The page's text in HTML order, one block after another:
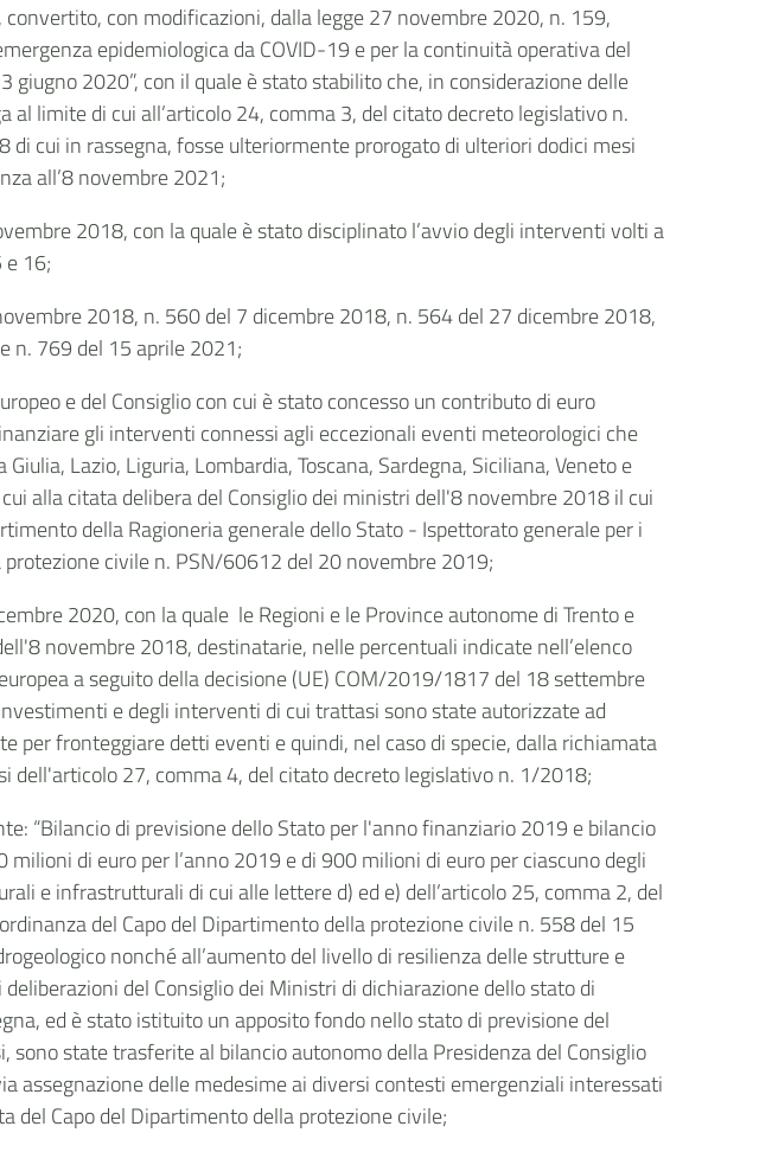
con modificazioni, dalla legge 27 novembre 2020, n. 159,
epidemiologica da COVID-19 e per la continuità operativa del
2020”, con il quale è stato stabilito che, in considerazione delle
limite di cui all’articolo 24, comma 3, del citato decreto legislativo n.
cui in rassegna, fosse ulteriormente prorogato di ulteriori dodici mesi
all’8 novembre 2021;
2018, con la quale è stato disciplinato l’avvio degli interventi volti a
16;
2018, n. 560 del 7 dicembre 2018, n. 564 del 27 dicembre 2018,
n. 769 del 15 aprile 2021;
e del Consiglio con cui è stato concesso un contributo di euro
gli interventi connessi agli eccezionali eventi meteorologici che
Lazio, Liguria, Lombardia, Toscana, Sardegna, Siciliana, Veneto e
alla citatadelibera del Consiglio dei ministri dell'8 novembre 2018il cui
della Ragioneria generale dello Stato - Ispettorato generale per i
civile n. PSN/60612 del 20 novembre 2019;
2020, con la quale le Regioni e le Province autonome di Trento e
novembre 2018, destinatarie, nelle percentuali indicate nell’elenco
a seguito della decisione (UE) COM/2019/1817 del 18 settembre
e degli interventi di cui trattasi sono state autorizzate ad
per fronteggiare detti eventi e quindi, nel caso di specie, dalla richiamata
dell'articolo 27, comma 4, del citato decreto legislativo n. 1/2018;
“Bilancio di previsione dello Stato per l'anno finanziario 2019 e bilancio
di euro per l’anno 2019 e di 900 milioni di euro per ciascuno degli
e infrastrutturali di cui alle lettere d) ed e) dell’articolo 25, comma 2, del
del Capo del Dipartimento della protezione civile n. 558 del 15
nonché all’aumento del livello di resilienza delle strutture e
del Consiglio dei Ministri di dichiarazione dello stato di
ed è stato istituito un apposito fondo nello stato di previsione del
state trasferite al bilancio autonomo della Presidenza del Consiglio
delle medesime ai diversi contesti emergenziali interessati
del Capo del Dipartimento della protezione civile;